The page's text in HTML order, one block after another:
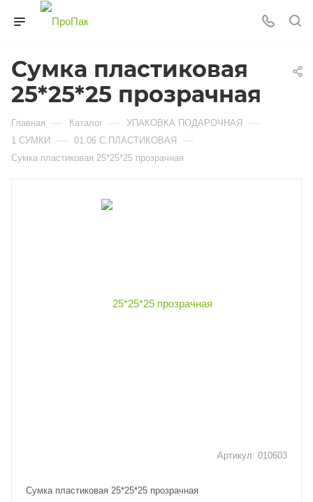
Сумка пластиковая
25*25*25 прозрачная
Главная — Каталог — УПАКОВКА ПОДАРОЧНАЯ —
1 СУМКИ — 01.06 С.ПЛАСТИКОВАЯ —
Сумка пластиковая 25*25*25 прозрачная
Артикул: 010603
Сумка пластиковая 25*25*25 прозрачная